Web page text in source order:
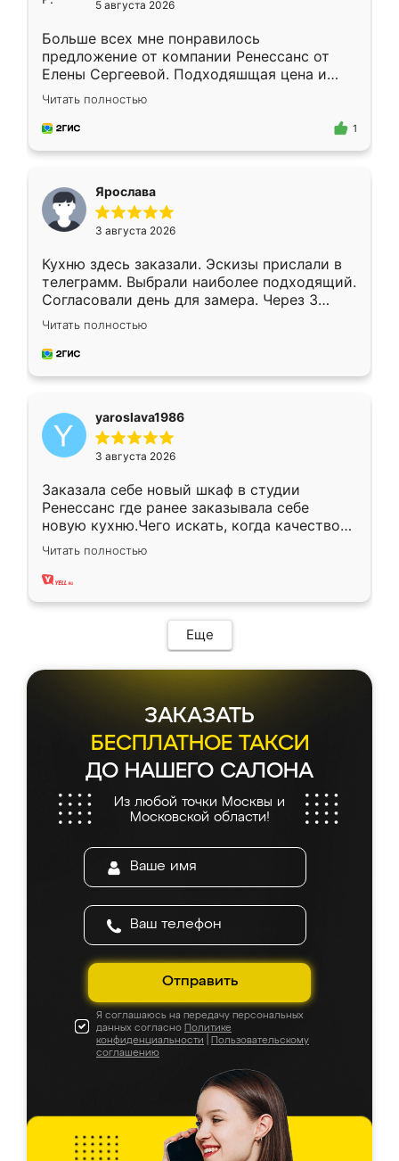
5 августа 2026
Больше всех мне понравилось
предложение от компании Ренессанс от
Елены Сергеевой. Подходяшщая цена и
короткие сроки изготовления. Приехавший
для замера сотрудник Владислав
предложил по моему эскизу самый
Читать полностью
1
Ярослава
3 августа 2026
Кухню здесь заказали. Эскизы прислали в
телеграмм. Выбрали наиболее подходящий.
Согласовали день для замера. Через 3
недели кухня была уже готова. Остались
довольны работой. Спасибо Ренессанс
мебель за качественную работу!
Читать полностью
yaroslava1986
3 августа 2026
Заказала себе новый шкаф в студии
Ренессанс где ранее заказывала себе
новую кухню.Чего искать, когда качеством
вполне довольна. Служит кухня уже почти
два года, нареканий нет.
Читать полностью
Еще
ЗАКАЗАТЬ
БЕСПЛАТНОЕ ТАКСИ
ДО НАШЕГО САЛОНА
Из любой точки Москвы и
Московской области!
Отправить
Я соглашаюсь на передачу персональных
данных согласно Политике
конфиденциальности
Пользовательскому
соглашению